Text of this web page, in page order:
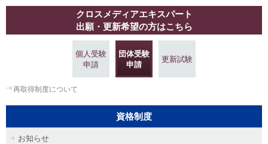
クロスメディアエキスパート
出願・更新希望の方はこちら
個人受験
申請
団体受験
申請
更新試験
再取得制度について
資格制度
お知らせ